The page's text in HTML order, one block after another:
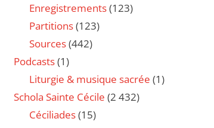
Enregistrements(123)
Partitions(123)
Sources(442)
Podcasts(1)
Liturgie & musique sacrée (1)
Schola Sainte Cécile (2 432)
Céciliades(15)